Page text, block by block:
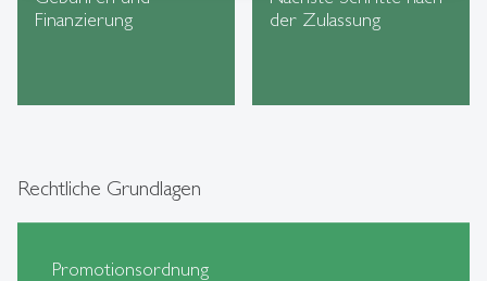
Finanzierung
der Zulassung
Rechtliche Grundlagen
Promotionsordnung